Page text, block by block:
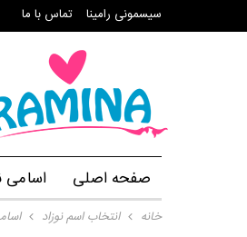
سیسمونی رامینا تماس با ما
صفحه اصلی اسامی
خانه انتخاب اسم نوزاد